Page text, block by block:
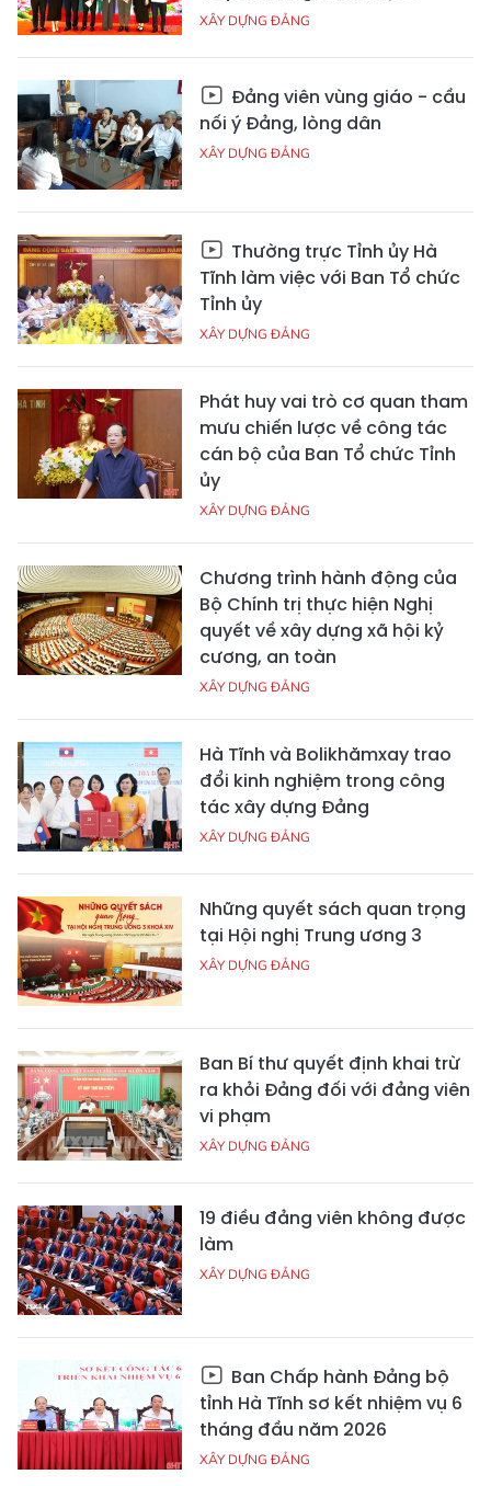
XÂY DỰNG ĐẢNG
Đảng viên vùng giáo - cầu
nối ý Đảng, lòng dân
XÂY DỰNG ĐẢNG
Thường trực Tỉnh ủy Hà
Tĩnh làm việc với Ban Tổ chức
Tỉnh ủy
XÂY DỰNG ĐẢNG
Phát huy vai trò cơ quan tham
mưu chiến lược về công tác
cán bộ của Ban Tổ chức Tỉnh
ủy
XÂY DỰNG ĐẢNG
Chương trình hành động của
Bộ Chính trị thực hiện Nghị
quyết về xây dựng xã hội kỷ
cương, an toàn
XÂY DỰNG ĐẢNG
Hà Tĩnh và Bolikhămxay trao
đổi kinh nghiệm trong công
tác xây dựng Đảng
XÂY DỰNG ĐẢNG
Những quyết sách quan trọng
tại Hội nghị Trung ương 3
XÂY DỰNG ĐẢNG
Ban Bí thư quyết định khai trừ
ra khỏi Đảng đối với đảng viên
vi phạm
XÂY DỰNG ĐẢNG
19 điều đảng viên không được
làm
XÂY DỰNG ĐẢNG
Ban Chấp hành Đảng bộ
tỉnh Hà Tĩnh sơ kết nhiệm vụ 6
tháng đầu năm 2026
XÂY DỰNG ĐẢNG